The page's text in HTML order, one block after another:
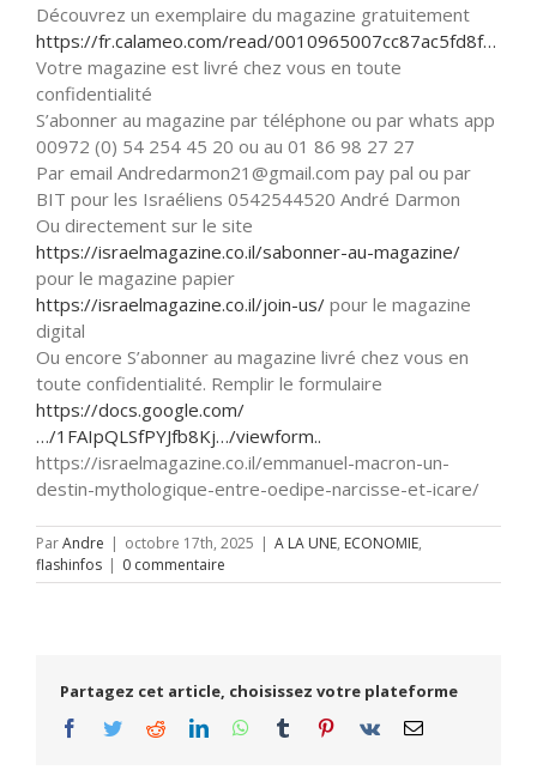
Découvrez un exemplaire du magazine gratuitement
https://fr.calameo.com/read/0010965007cc87ac5fd8f…
Votre magazine est livré chez vous en toute
confidentialité
S’abonner au magazine par téléphone ou par whats app
00972 (0) 54 254 45 20 ou au 01 86 98 27 27
Par email Andredarmon21@gmail.com pay pal ou par
BIT pour les Israéliens 0542544520 André Darmon
Ou directement sur le site
https://israelmagazine.co.il/sabonner-au-magazine/
pour le magazine papier
https://israelmagazine.co.il/join-us/ pour le magazine
digital
Ou encore S’abonner au magazine livré chez vous en
toute confidentialité. Remplir le formulaire
https://docs.google.com/
…/1FAIpQLSfPYJfb8Kj…/viewform..
https://israelmagazine.co.il/emmanuel-macron-un-
destin-mythologique-entre-oedipe-narcisse-et-icare/
ParAndre | octobre 17th, 2025 | A LA UNE, ECONOMIE,
flashinfos | 0 commentaire
Partagez cet article, choisissez votre plateforme
Facebook
TwitterRedditLinkedInWhatsApp
Tumblr Pinterest
Vk Email